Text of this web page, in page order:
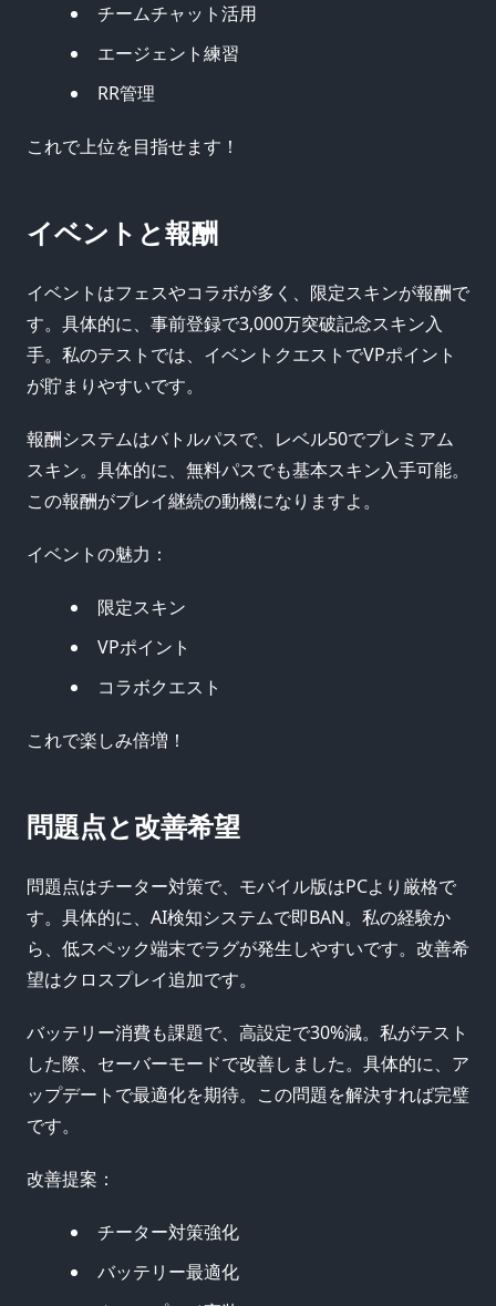
チームチャット活用
エージェント練習
RR管理
これで上位を目指せます！
イベントと報酬
イベントはフェスやコラボが多く、限定スキンが報酬で
す。具体的に、事前登録で3,000万突破記念スキン入
手。私のテストでは、イベントクエストでVPポイント
が貯まりやすいです。
報酬システムはバトルパスで、レベル50でプレミアム
スキン。具体的に、無料パスでも基本スキン入手可能。
この報酬がプレイ継続の動機になりますよ。
イベントの魅力：
限定スキン
VPポイント
コラボクエスト
これで楽しみ倍増！
問題点と改善希望
問題点はチーター対策で、モバイル版はPCより厳格で
す。具体的に、AI検知システムで即BAN。私の経験か
ら、低スペック端末でラグが発生しやすいです。改善希
望はクロスプレイ追加です。
バッテリー消費も課題で、高設定で30%減。私がテスト
した際、セーバーモードで改善しました。具体的に、ア
ップデートで最適化を期待。この問題を解決すれば完璧
です。
改善提案：
チーター対策強化
バッテリー最適化